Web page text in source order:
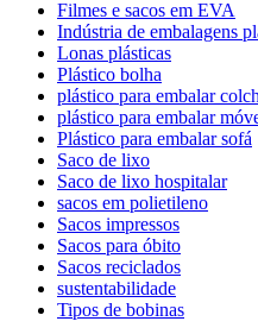
Filmes e sacos em EVA
Indústria de embalagens
Lonas plásticas
Plástico bolha
plástico para embalar
plástico para embalar
Plástico para embalar sofá
Saco de lixo
Saco de lixo hospitalar
sacos em polietileno
Sacos impressos
Sacos para óbito
Sacos reciclados
sustentabilidade
Tipos de bobinas